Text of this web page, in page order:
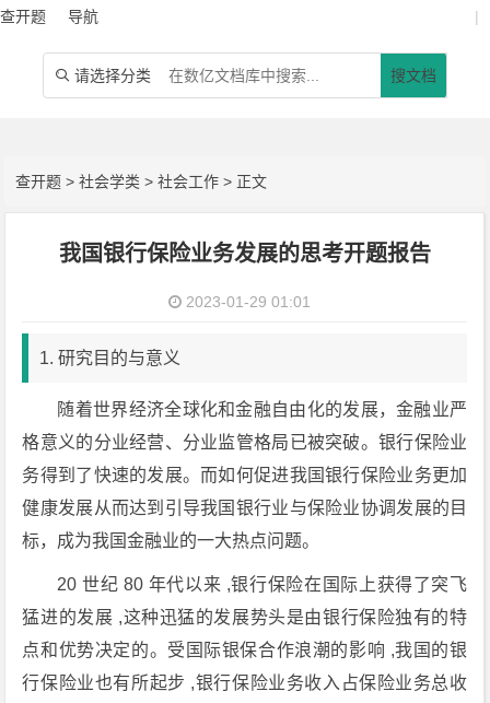
查开题 导航 |
 请选择分类 搜文档
查开题 >社会学类 >社会工作 > 正文
我国银行保险业务发展的思考开题报告
2023-01-29 01:01
1. 研究目的与意义
随着世界经济全球化和金融自由化的发展，金融业严
格意义的分业经营、分业监管格局已被突破。银行保险业
务得到了快速的发展。而如何促进我国银行保险业务更加
健康发展从而达到引导我国银行业与保险业协调发展的目
标，成为我国金融业的一大热点问题。
20 世纪 80 年代以来 ,银行保险在国际上获得了突飞
猛进的发展 ,这种迅猛的发展势头是由银行保险独有的特
点和优势决定的。受国际银保合作浪潮的影响 ,我国的银
行保险业也有所起步 ,银行保险业务收入占保险业务总收